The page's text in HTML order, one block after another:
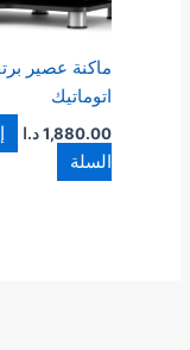
ماكنة عصير
اتوماتيك
1,880.00 د.ا
السلة